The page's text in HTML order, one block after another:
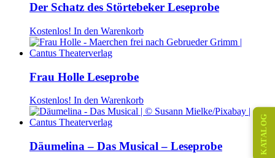
Der Schatz des Störtebeker Leseprobe
Kostenlos! In den Warenkorb
Frau Holle Leseprobe
Kostenlos! In den Warenkorb
Däumelina – Das Musical – Leseprobe KATALOG